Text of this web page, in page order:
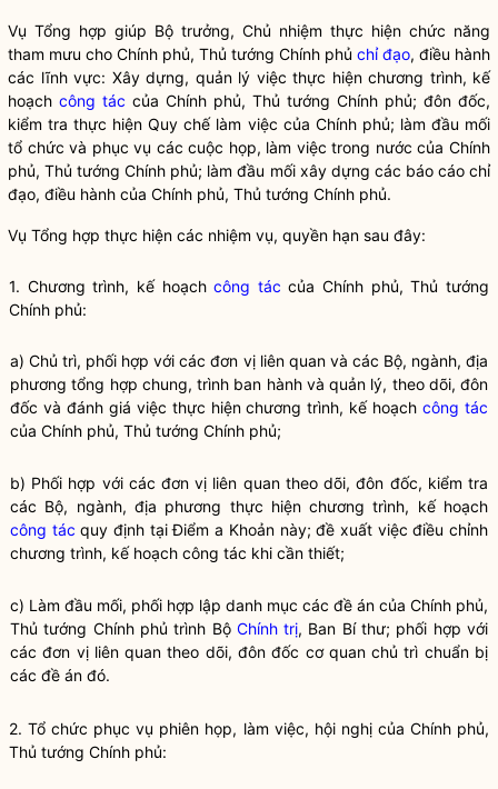
Vụ Tổng hợp giúp Bộ trưởng, Chủ nhiệm thực hiện chức năng
tham mưu cho Chính phủ, Thủ tướng Chính phủ chỉ đạo, điều hành
các lĩnh vực: Xây dựng, quản lý việc thực hiện chương trình, kế
hoạch công tác của Chính phủ, Thủ tướng Chính phủ; đôn đốc,
kiểm tra thực hiệnQuy chếlàm việc của Chính phủ; làm đầu mối
tổ chức và phục vụ các cuộc họp, làm việc trong nước của Chính
phủ, Thủ tướng Chính phủ; làm đầu mối xây dựng các báo cáo chỉ
đạo, điều hành của Chính phủ, Thủ tướng Chính phủ.
Vụ Tổng hợp thực hiện các nhiệm vụ, quyền hạn sau đây:
1. Chương trình, kế hoạchcông tác của Chính phủ, Thủ tướng
Chính phủ:
a) Chủ trì, phối hợp với các đơn vị liên quan và các Bộ, ngành, địa
phương tổng hợp chung, trình ban hành và quản lý, theo dõi, đôn
đốc và đánh giá việc thực hiện chương trình, kế hoạchcông tác
của Chính phủ, Thủ tướng Chính phủ;
b) Phối hợp với các đơn vị liên quan theo dõi, đôn đốc, kiểm tra
các Bộ, ngành, địa phương thực hiện chương trình, kế hoạch
công tác quy định tại Điểm a Khoản này; đề xuất việc điều chỉnh
chương trình, kế hoạch công tác khi cần thiết;
c) Làm đầu mối, phối hợp lập danh mục các đề án của Chính phủ,
Thủ tướng Chính phủ trình Bộ Chính trị, Ban Bí thư; phối hợp với
các đơn vị liên quan theo dõi, đôn đốc cơ quan chủ trì chuẩn bị
các đề án đó.
2. Tổ chức phục vụ phiên họp, làm việc, hội nghị của Chính phủ,
Thủ tướng Chính phủ: